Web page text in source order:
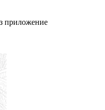
приложение